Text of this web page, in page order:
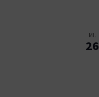
MI.
26